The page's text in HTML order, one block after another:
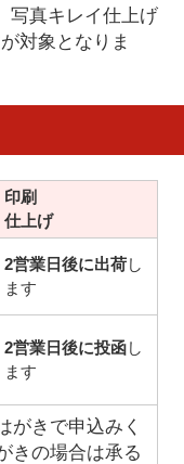
写真キレイ仕上げ
対象となりま
印刷
仕上げ
2営業日後に出荷し
ます
2営業日後に投函し
ます
がきで申込みく
きの場合は承る